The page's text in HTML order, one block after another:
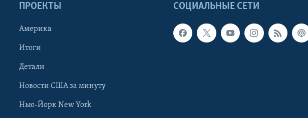
СОЦИАЛЬНЫЕ СЕТИ
ПРОЕКТЫ
Америка
Итоги
Детали
Новости США за минуту
Нью-Йорк New York